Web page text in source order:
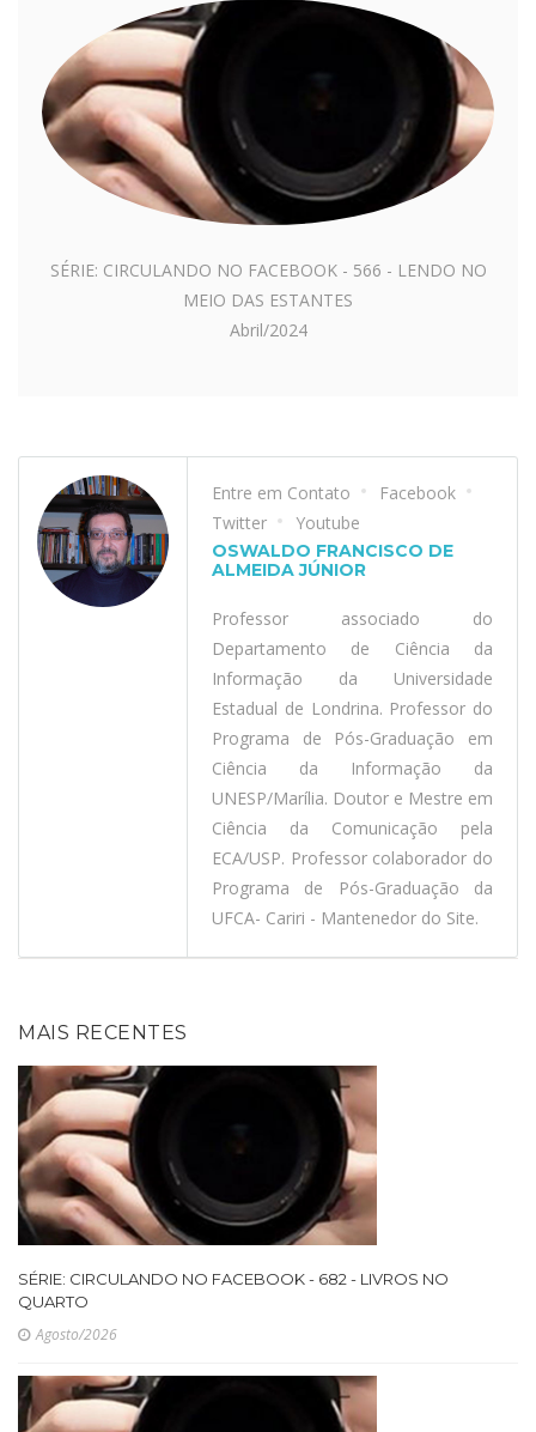
SÉRIE: CIRCULANDO NO FACEBOOK - 566 - LENDO NO
MEIO DAS ESTANTES
Abril/2024
Entre em Contato
Facebook
Twitter
Youtube
OSWALDO FRANCISCO DE
ALMEIDA JÚNIOR
Professor associado do
Departamento de Ciência da
Informação da Universidade
Estadual de Londrina. Professor do
Programa de Pós-Graduação em
Ciência da Informação da
UNESP/Marília. Doutor e Mestre em
Ciência da Comunicação pela
ECA/USP. Professor colaborador do
Programa de Pós-Graduação da
UFCA- Cariri - Mantenedor do Site.
MAIS RECENTES
SÉRIE: CIRCULANDO NO FACEBOOK - 682 - LIVROS NO
QUARTO
Agosto/2026